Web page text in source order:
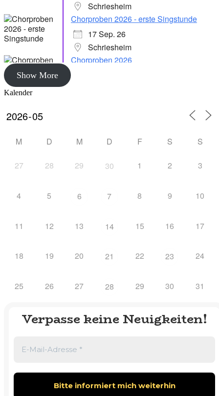
Schriesheim
Chorproben 2026 - erste Singstunde
17 Sep. 26
Schriesheim
Chorproben 2026
Chorproben 2026
Schriesheim
Show More
Kalender
M D M D F S S
27 28 29 30 1 2 3
4 5 6 7 8 9 10
11 12 13 14 15 16 17
18 19 20 21 22 23 24
25 26 27 28 29 30 31
Verpasse keine Neuigkeiten!